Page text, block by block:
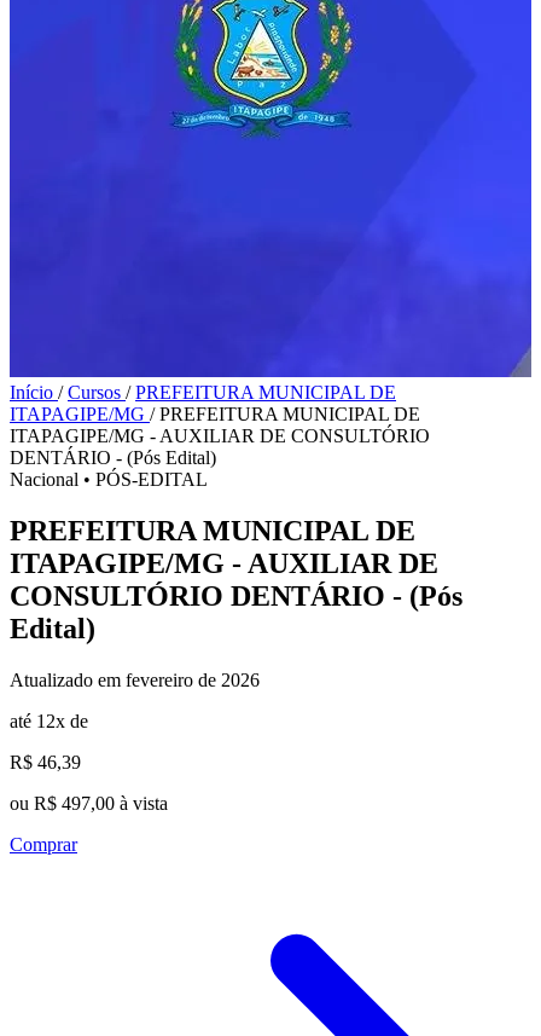
Início / Cursos / PREFEITURA MUNICIPAL DE
ITAPAGIPE/MG / PREFEITURA MUNICIPAL DE
ITAPAGIPE/MG - AUXILIAR DE CONSULTÓRIO
DENTÁRIO - (Pós Edital)
Nacional • PÓS-EDITAL
PREFEITURA MUNICIPAL DE
ITAPAGIPE/MG - AUXILIAR DE
CONSULTÓRIO DENTÁRIO - (Pós
Edital)
Atualizado em fevereiro de 2026
até 12x de
R$ 46,39
ou R$ 497,00 à vista
Comprar